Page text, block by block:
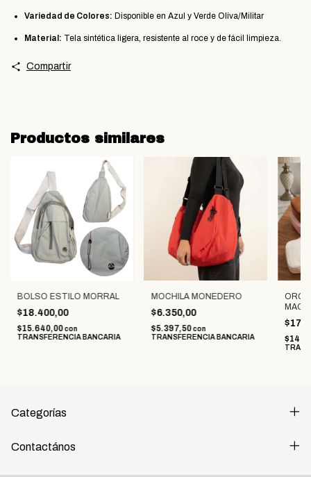
Variedad de Colores: Disponible en Azul y Verde Oliva/Militar
Material: Tela sintética ligera, resistente al roce y de fácil limpieza.
Compartir
Productos similares
BOLSO ESTILO MORRAL
$18.400,00
$15.640,00con
TRANSFERENCIA BANCARIA
MOCHILA MONEDERO
$6.350,00
$5.397,50con
TRANSFERENCIA BANCARIA
Categorías
Contactános